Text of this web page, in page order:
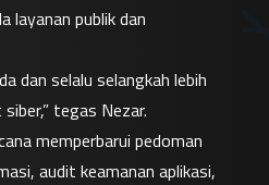
layanan publik dan
dan selalu selangkah lebih
tegas Nezar.
memperbarui pedoman
audit keamanan aplikasi,